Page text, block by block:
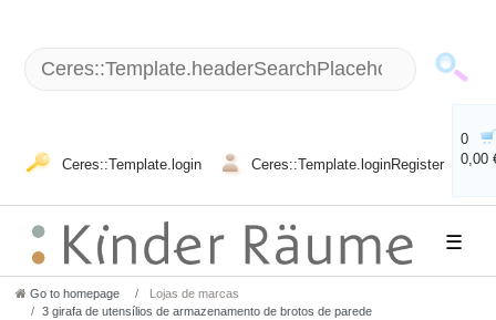
Ceres::Template.login Ceres::Template.loginRegister
0
0,00
☰
Go to homepage
Lojas de marcas
3 girafa de utensílios de armazenamento de brotos de parede